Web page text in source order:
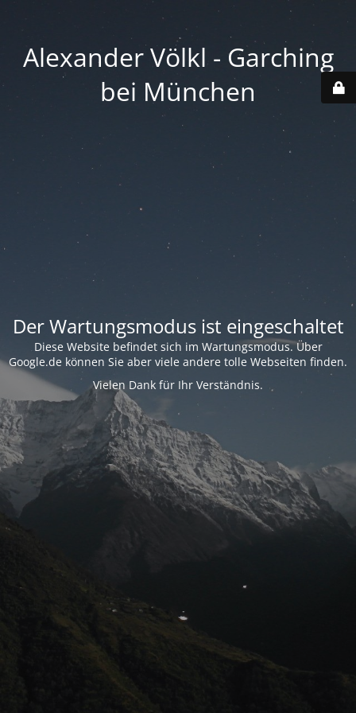
Alexander Völkl - Garching
bei München
Der Wartungsmodus ist eingeschaltet
Diese Website befindet sich im Wartungsmodus. Über
Google.de können Sie aber viele andere tolle Webseiten finden.
Vielen Dank für Ihr Verständnis.